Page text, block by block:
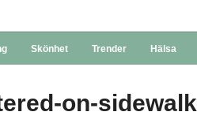
Skönhet Trender Hälsa
on-sidewalk